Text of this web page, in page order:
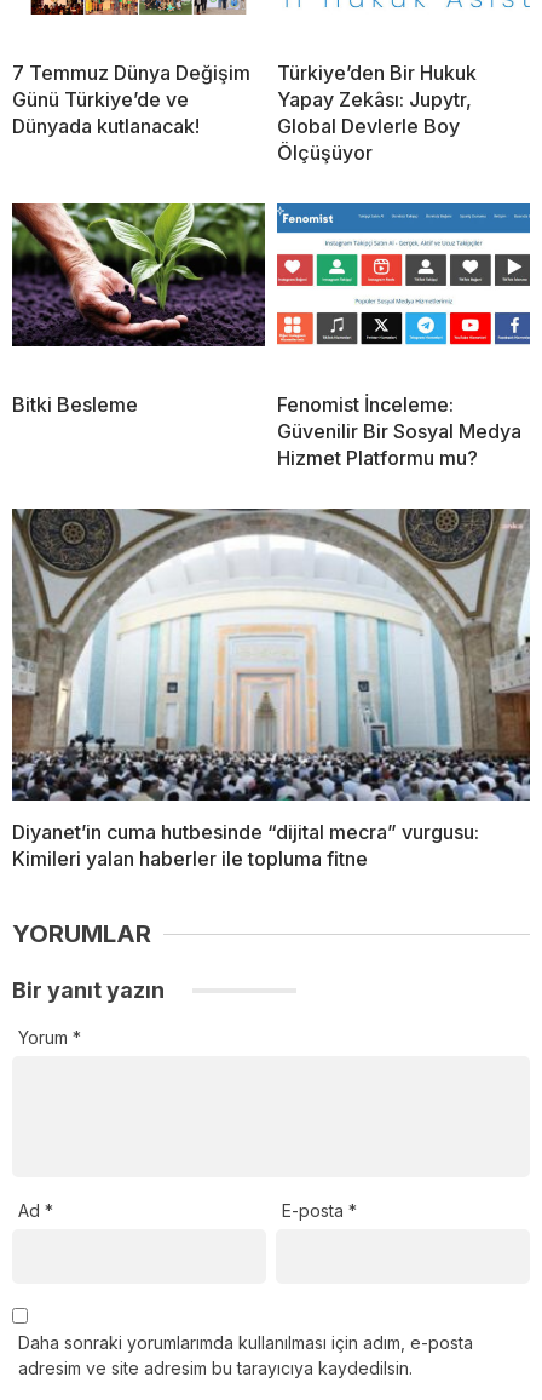
7 Temmuz Dünya Değişim
Günü Türkiye’de ve
Dünyada kutlanacak!
Türkiye’den Bir Hukuk
Yapay Zekâsı: Jupytr,
Global Devlerle Boy
Ölçüşüyor
Bitki Besleme
Fenomist İnceleme:
Güvenilir Bir Sosyal Medya
Hizmet Platformu mu?
Diyanet’in cuma hutbesinde “dijital mecra” vurgusu:
Kimileri yalan haberler ile topluma fitne
YORUMLAR
Bir yanıt yazın
Yorum *
Ad * E-posta*
Daha sonraki yorumlarımda kullanılması için adım, e-posta
adresim ve site adresim bu tarayıcıya kaydedilsin.